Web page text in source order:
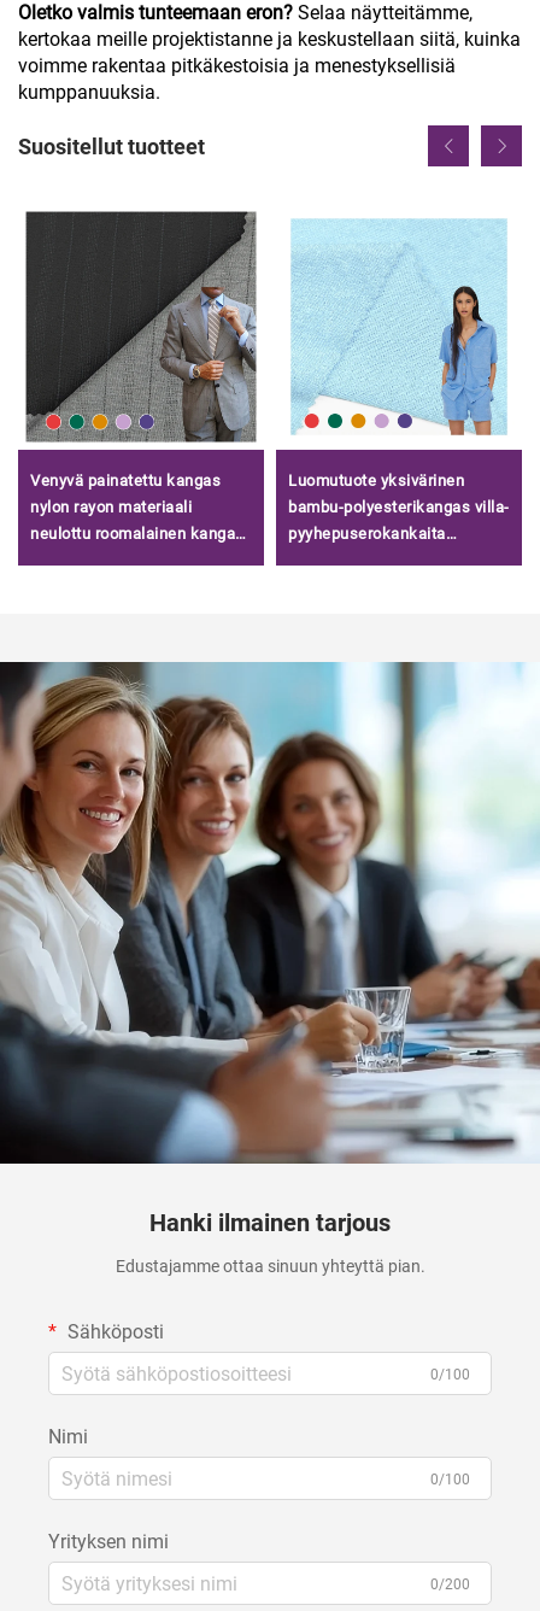
Oletko valmis tunteemaan eron? Selaa näytteitämme,
kertokaa meille projektistanne ja keskustellaan siitä, kuinka
voimme rakentaa pitkäkestoisia ja menestyksellisiä
kumppanuuksia.
Suositellut tuotteet
Venyvä painatettu kangas
nylon rayon materiaali
neulottu roomalainen kangas
Luomutuote yksivärinen
bambu-polyesterikangas villa-
pyyhepuserokankaita
Hanki ilmainen tarjous
Edustajamme ottaa sinuun yhteyttä pian.
Sähköposti
0/100
Nimi
0/100
Yrityksen nimi
0/200